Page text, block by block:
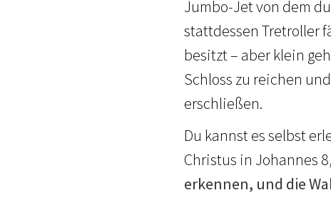
Jumbo-Jet von dem
stattdessen Tretroller
besitzt – aber klein
Schloss zu reichen
erschließen.
Du kannst es selbst
Christus in Johannes
erkennen, und die